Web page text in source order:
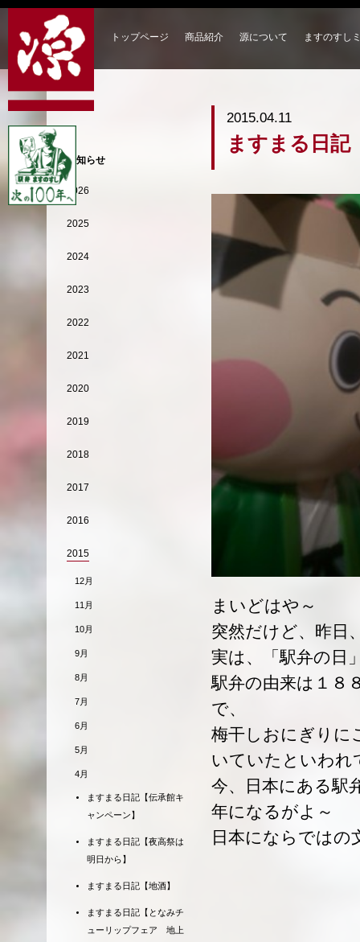
トップページ 商品紹介 源について ますのすし
2015.04.11
ますまる日記
まいどはや～
突然だけど、昨日
実は、「駅弁の日
駅弁の由来は１８
で、
梅干しおにぎりに
いていたといわれ
今、日本にある駅
年になるがよ～
日本にならではの
お知らせ
2026
2025
2024
2023
2022
2021
2020
2019
2018
2017
2016
2015
12月
11月
10月
9月
8月
7月
6月
5月
4月
ますまる日記【伝承館キ
ャンペーン】
ますまる日記【夜高祭は
明日から】
ますまる日記【地酒】
ますまる日記【となみチ
ューリップフェア 地上